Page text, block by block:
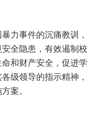
力事件的沉痛教训，
全隐患，有效遏制校
和财产安全，促进学
级领导的指示精神，
案。